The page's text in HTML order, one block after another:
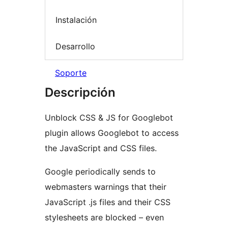
Instalación
Desarrollo
Soporte
Descripción
Unblock CSS & JS for Googlebot
plugin allows Googlebot to access
the JavaScript and CSS files.
Google periodically sends to
webmasters warnings that their
JavaScript .js files and their CSS
stylesheets are blocked – even